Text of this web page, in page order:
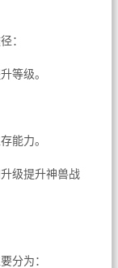
：
等级。
能力。
级提升神兽战
分为：